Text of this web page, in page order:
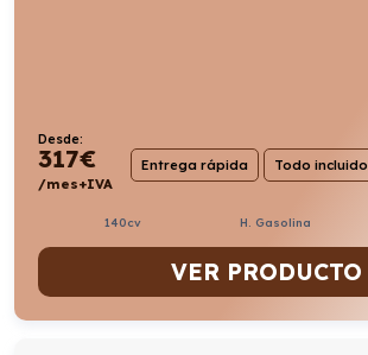
Desde:
317€
/mes+IVA
Entrega rápida Todo incluido
140cv H. Gasolina
VER PRODUCTO